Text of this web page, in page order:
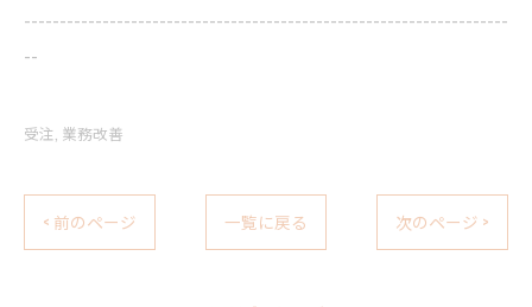
--------------------------------------------------------------------
--
受注 業務改善
< 前のページ 一覧に戻る 次のページ >